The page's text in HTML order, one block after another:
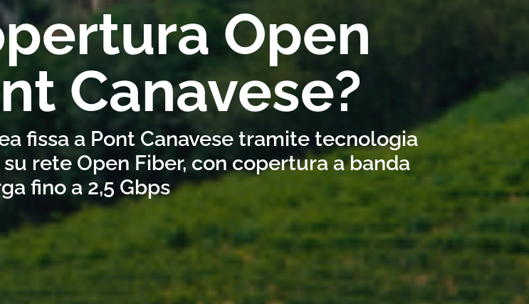
Open
Canavese?
fissa a Pont Canavese tramite tecnologia
rete Open Fiber, con copertura a banda
fino a 2,5 Gbps